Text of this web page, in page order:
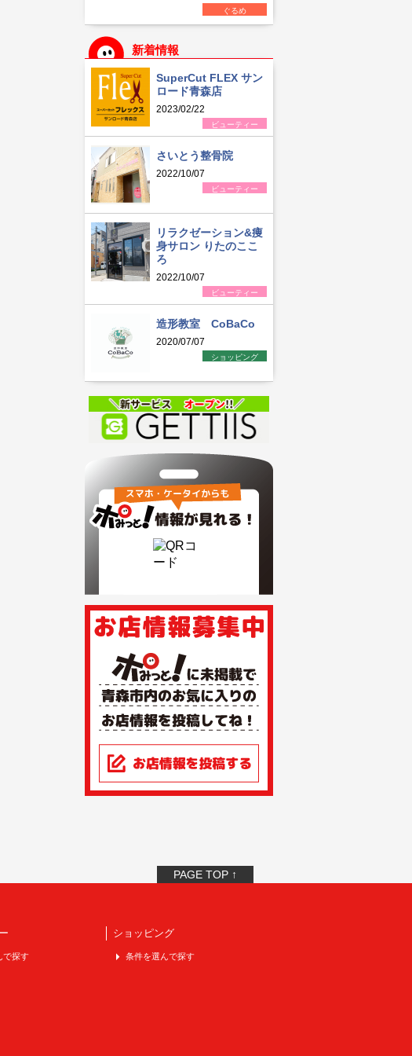
ぐるめ
新着情報
SuperCut FLEX サン
ロード青森店
2023/02/22
ビューティー
さいとう整骨院
2022/10/07
ビューティー
リラクゼーション&痩
身サロン りたのここ
ろ
2022/10/07
ビューティー
造形教室 CoBaCo
2020/07/07
ショッピング
PAGE TOP ↑
で探す
ショッピング
条件を選んで探す